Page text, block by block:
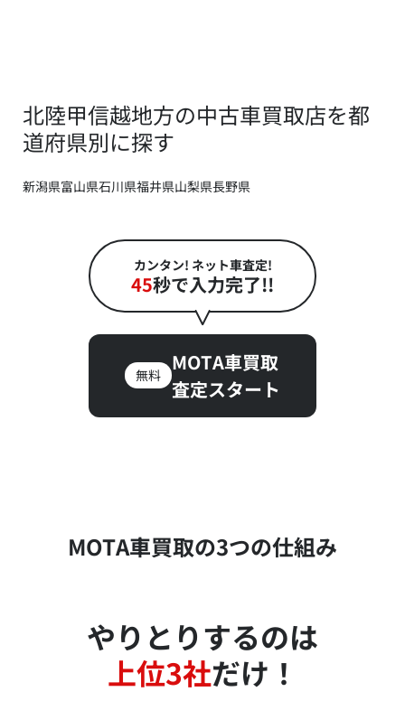
北陸甲信越地方の中古車買取店を都
道府県別に探す
新潟県富山県石川県福井県山梨県長野県
カンタン! ネット車査定!
45秒で入力完了!!
無料
MOTA車買取
査定スタート
MOTA車買取の3つの仕組み
やりとりするのは
上位3社だけ！